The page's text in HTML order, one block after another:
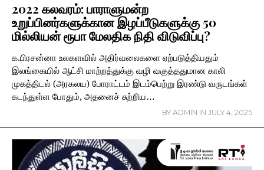
2022 கலவரம்: பாராளுமன்ற
உறுப்பினர்களுக்கான இழப்பீடுகளுக்கு 50
மில்லியன் ரூபா மேலதிக நிதி விடுவிப்பு?
க.பிரசன்னா உலகளவில் அதிர்வலைகளை ஏற்படுத்தியதும்
இலங்கையில் ஆட்சி மாற்றத்துக்கு வழி வகுத்ததுமான காலி
முகத்திடல் (அரகலய) போராட்டம் இடம்பெற்று இரண்டு வருடங்கள்
கடந்துள்ள போதும், அதனைச் சுற்றிய…
BY ADMIN IN JULY 4, 2025